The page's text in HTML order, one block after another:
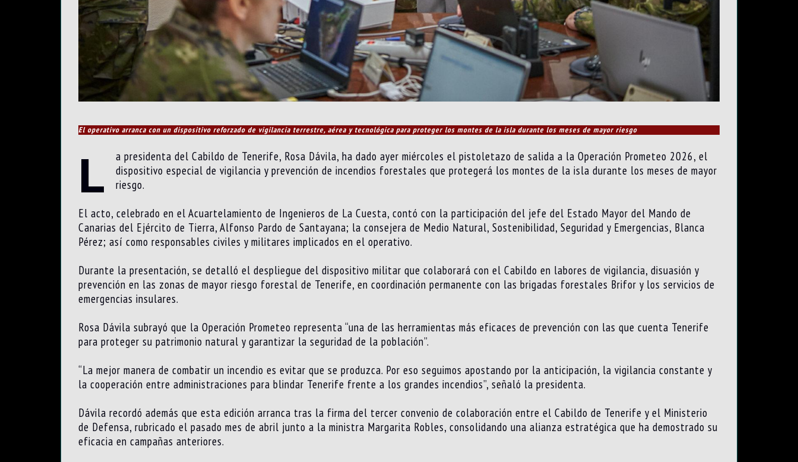
El operativo arranca con un dispositivo reforzado de vigilancia terrestre, aérea y tecnológica para proteger los montes de la isla durante los meses de mayor riesgo
L
a presidenta del Cabildo de Tenerife, Rosa Dávila, ha dado ayer miércoles el pistoletazo de salida a la Operación Prometeo 2026, el
dispositivo especial de vigilancia y prevención de incendios forestales que protegerá los montes de la isla durante los meses de mayor
riesgo.
El acto, celebrado en el Acuartelamiento de Ingenieros de La Cuesta, contó con la participación del jefe del Estado Mayor del Mando de
Canarias del Ejército de Tierra, Alfonso Pardo de Santayana; la consejera de Medio Natural, Sostenibilidad, Seguridad y Emergencias, Blanca
Pérez; así como responsables civiles y militares implicados en el operativo.
Durante la presentación, se detalló el despliegue del dispositivo militar que colaborará con el Cabildo en labores de vigilancia, disuasión y
prevención en las zonas de mayor riesgo forestal de Tenerife, en coordinación permanente con las brigadas forestales Brifor y los servicios de
emergencias insulares.
Rosa Dávila subrayó que la Operación Prometeo representa “una de las herramientas más eficaces de prevención con las que cuenta Tenerife
para proteger su patrimonio natural y garantizar la seguridad de la población”.
“La mejor manera de combatir un incendio es evitar que se produzca. Por eso seguimos apostando por la anticipación, la vigilancia constante y
la cooperación entre administraciones para blindar Tenerife frente a los grandes incendios”, señaló la presidenta.
Dávila recordó además que esta edición arranca tras la firma del tercer convenio de colaboración entre el Cabildo de Tenerife y el Ministerio
de Defensa, rubricado el pasado mes de abril junto a la ministra Margarita Robles, consolidando una alianza estratégica que ha demostrado su
eficacia en campañas anteriores.